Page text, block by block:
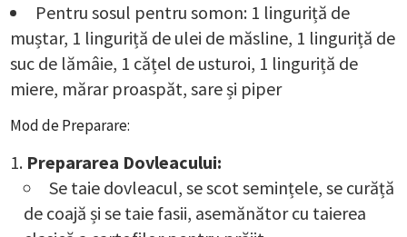
Pentru sosul pentru somon: 1 linguriță de
muștar, 1 linguriță de ulei de măsline, 1 linguriță de
suc de lămâie, 1 cățel de usturoi, 1 linguriță de
miere, mărar proaspăt, sare și piper
Mod de Preparare:
Prepararea Dovleacului:
Se taie dovleacul, se scot semințele, se curăță
de coajă și se taie fasii, asemănător cu taierea